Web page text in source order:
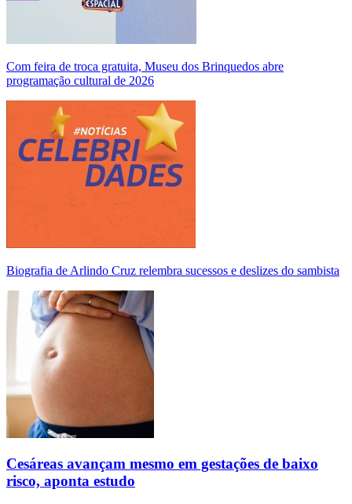
Com feira de troca gratuita, Museu dos Brinquedos abre
programação cultural de 2026
Biografia de Arlindo Cruz relembra sucessos e deslizes do sambista
Cesáreas avançam mesmo em gestações de baixo
risco, aponta estudo